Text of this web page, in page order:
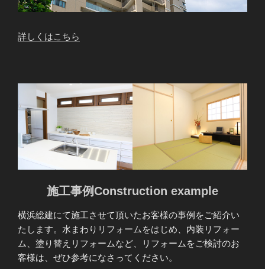
詳しくはこちら
施工事例Construction example
横浜総建にて施工させて頂いたお客様の事例をご紹介い
たします。水まわりリフォームをはじめ、内装リフォー
ム、塗り替えリフォームなど、リフォームをご検討のお
客様は、ぜひ参考になさってください。